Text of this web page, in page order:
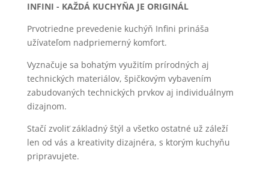
INFINI - KAŽDÁ KUCHYŇA JE ORIGINÁL
Prvotriedne prevedenie kuchýň Infini prináša
užívateľom nadpriemerný komfort.
Vyznačuje sa bohatým využitím prírodných aj
technických materiálov, špičkovým vybavením
zabudovaných technických prvkov aj individuálnym
dizajnom.
Stačí zvoliť základný štýl a všetko ostatné už záleží
len od vás a kreativity dizajnéra, s ktorým kuchyňu
pripravujete.